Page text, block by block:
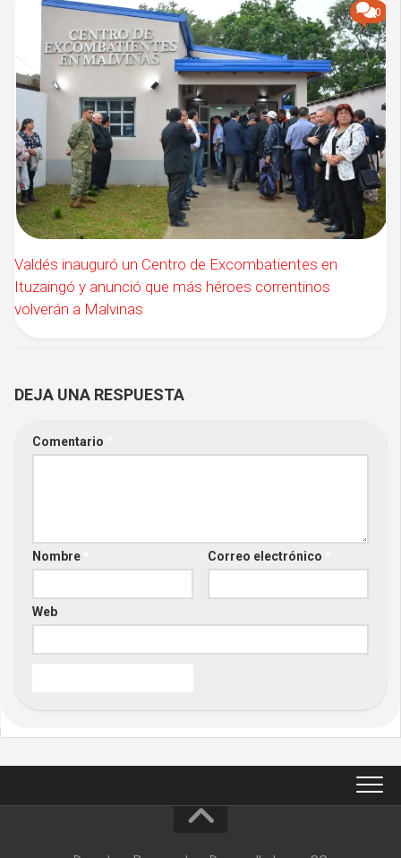
0
Valdés inauguró un Centro de Excombatientes en
Ituzaingó y anunció que más héroes correntinos
volverán a Malvinas
DEJA UNA RESPUESTA
Comentario
Nombre Correo electrónico
Web